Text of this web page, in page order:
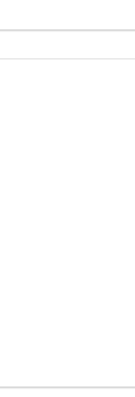
famille ou entre